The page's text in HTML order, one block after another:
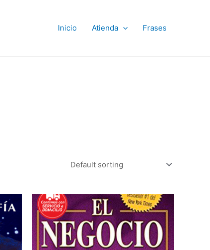
Inicio Atienda Frases